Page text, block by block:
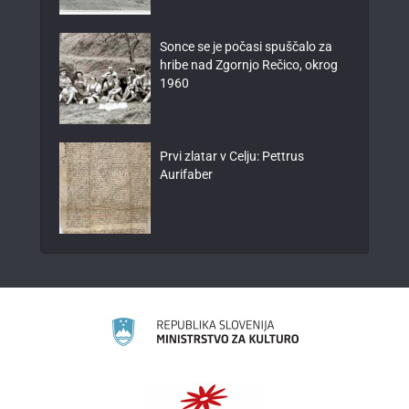
Sonce se je počasi spuščalo za
hribe nad Zgornjo Rečico, okrog
1960
Prvi zlatar v Celju: Pettrus
Aurifaber